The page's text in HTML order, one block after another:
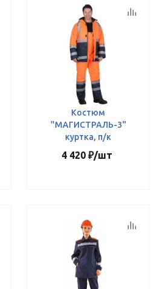
Костюм
"МАГИСТРАЛЬ-3"
куртка, п/к
4 420 ₽/шт